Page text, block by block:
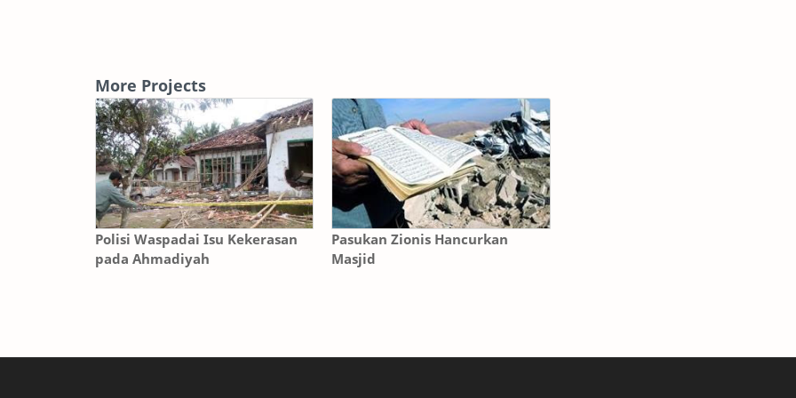
More Projects
Polisi Waspadai Isu Kekerasan
pada Ahmadiyah
Pasukan Zionis Hancurkan
Masjid